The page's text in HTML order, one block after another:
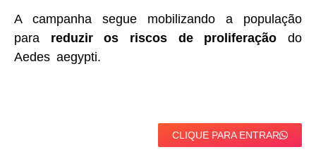
A campanha segue mobilizando a população
para reduzir os riscos de proliferação do
Aedes aegypti.
CLIQUE PARA ENTRAR